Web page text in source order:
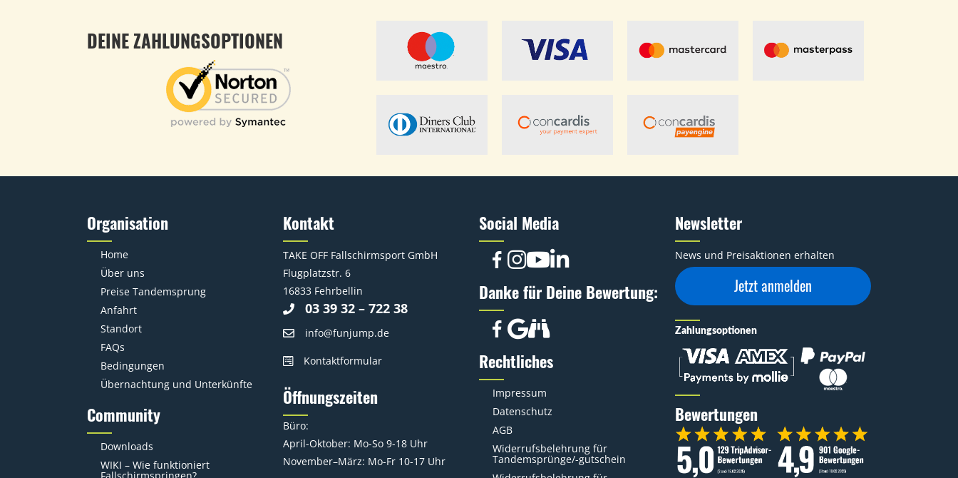
DEINE ZAHLUNGSOPTIONEN
Organisation
Home
Über uns
Preise Tandemsprung
Anfahrt
Standort
FAQs
Bedingungen
Übernachtung und Unterkünfte
Community
Downloads
WIKI – Wie funktioniert
Kontakt
TAKE OFF Fallschirmsport GmbH
Flugplatzstr. 6
16833 Fehrbellin
03 39 32 – 722 38
info@funjump.de
Kontaktformular
Öffnungszeiten
Büro:
April-Oktober: Mo-So 9-18 Uhr
November–März: Mo-Fr 10-17 Uhr
Social Media
Danke für Deine Bewertung:
Rechtliches
Impressum
Datenschutz
AGB
Widerrufsbelehrung für
Tandemsprünge/-gutschein
Newsletter
News und Preisaktionen erhalten
Jetzt anmelden
Zahlungsoptionen
Bewertungen